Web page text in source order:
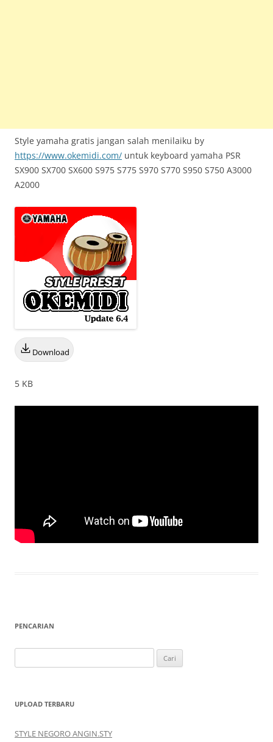
Style yamaha gratis jangan salah menilaiku by
https://www.okemidi.com/ untuk keyboard yamaha PSR
SX900 SX700 SX600 S975 S775 S970 S770 S950 S750 A3000
A2000
Download
5 KB
PENCARIAN
untuk:
UPLOAD TERBARU
STYLE NEGORO ANGIN.STY